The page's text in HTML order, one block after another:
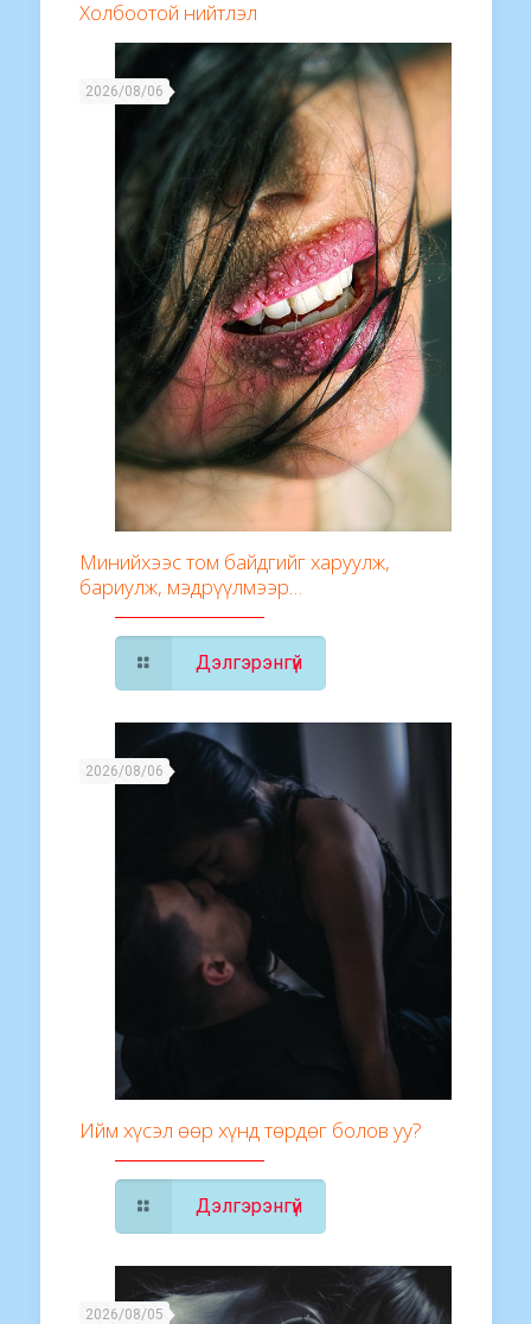
Холбоотой нийтлэл
2026/08/06
Минийхээс том байдгийг харуулж,
бариулж, мэдрүүлмээр…
Дэлгэрэнгүй
2026/08/06
Ийм хүсэл өөр хүнд төрдөг болов уу?
Дэлгэрэнгүй
2026/08/05